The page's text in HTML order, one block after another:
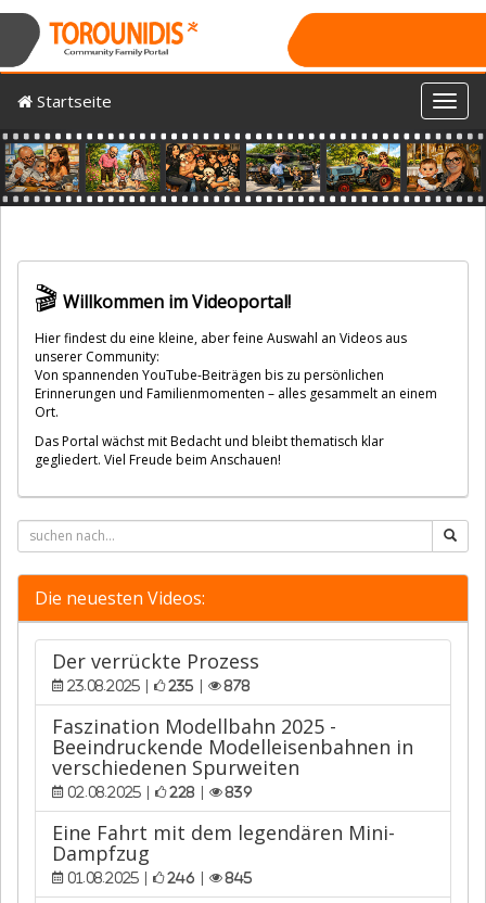
Startseite
Previous
🎬 Willkommen im Videoportal!
Hier findest du eine kleine, aber feine Auswahl an Videos aus
unserer Community:
Von spannenden YouTube-Beiträgen bis zu persönlichen
Erinnerungen und Familienmomenten – alles gesammelt an einem
Ort.
Das Portal wächst mit Bedacht und bleibt thematisch klar
gegliedert. Viel Freude beim Anschauen!
Die neuesten Videos:
Der verrückte Prozess
23.08.2025 | 235 | 878
Faszination Modellbahn 2025 -
Beeindruckende Modelleisenbahnen in
verschiedenen Spurweiten
02.08.2025 | 228 | 839
Eine Fahrt mit dem legendären Mini-
Dampfzug
01.08.2025 | 246 | 845